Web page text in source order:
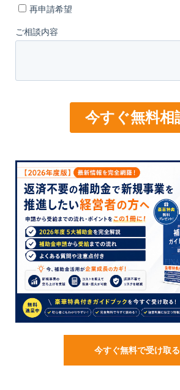
今すぐ無料で受け取る